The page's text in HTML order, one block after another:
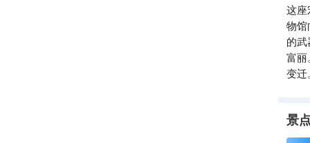
这座
物馆
的
富丽
变迁
景